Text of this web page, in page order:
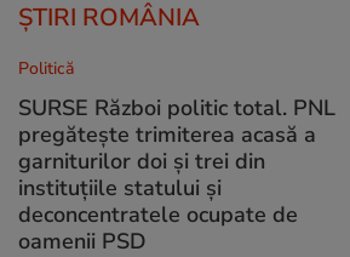
ȘTIRI ROMÂNIA
Politică
SURSE Război politic total. PNL
pregătește trimiterea acasă a
garniturilor doi și trei din
instituțiile statului și
deconcentratele ocupate de
oamenii PSD